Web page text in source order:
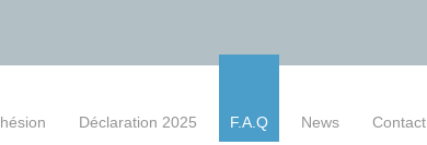
Déclaration 2025 F.A.Q News Contact